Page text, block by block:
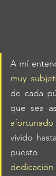
A mí
muy
de cada
vivido
dedicación